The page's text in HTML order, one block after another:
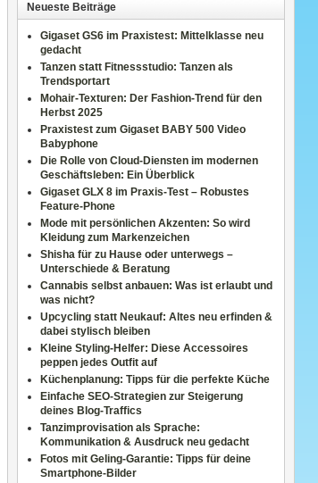
Neueste Beiträge
Gigaset GS6 im Praxistest: Mittelklasse neu
gedacht
Tanzen statt Fitnessstudio: Tanzen als
Trendsportart
Mohair-Texturen: Der Fashion-Trend für den
Herbst 2025
Praxistest zum Gigaset BABY 500 Video
Babyphone
Die Rolle von Cloud-Diensten im modernen
Geschäftsleben: Ein Überblick
Gigaset GLX 8 im Praxis-Test – Robustes
Feature-Phone
Mode mit persönlichen Akzenten: So wird
Kleidung zum Markenzeichen
Shisha für zu Hause oder unterwegs –
Unterschiede & Beratung
Cannabis selbst anbauen: Was ist erlaubt und
was nicht?
Upcycling statt Neukauf: Altes neu erfinden &
dabei stylisch bleiben
Kleine Styling-Helfer: Diese Accessoires
peppen jedes Outfit auf
Küchenplanung: Tipps für die perfekte Küche
Einfache SEO-Strategien zur Steigerung
deines Blog-Traffics
Tanzimprovisation als Sprache:
Kommunikation & Ausdruck neu gedacht
Fotos mit Geling-Garantie: Tipps für deine
Smartphone-Bilder